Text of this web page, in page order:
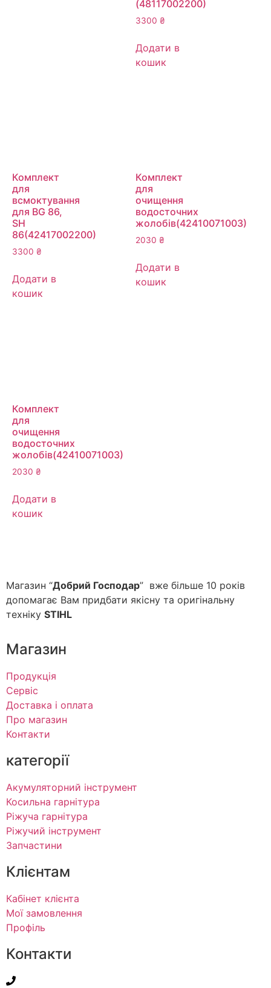
(48117002200)
3300 ₴
Додати в
кошик
Комплект
для
всмоктування
для BG 86,
SH
86(42417002200)
3300 ₴
Додати в
кошик
Комплект
для
очищення
водосточних
жолобів(42410071003)
2030 ₴
Додати в
кошик
Комплект
для
очищення
водосточних
жолобів(42410071003)
2030 ₴
Додати в
кошик
Магазин “Добрий Господар” вже більше 10 років
допомагає Вам придбати якісну та оригінальну
техніку STIHL
Магазин
Продукція
Сервіс
Доставка і оплата
Про магазин
Контакти
категорії
Акумуляторний інструмент
Косильна гарнітура
Ріжуча гарнітура
Ріжучий інструмент
Запчастини
Клієнтам
Кабінет клієнта
Мої замовлення
Профіль
Контакти